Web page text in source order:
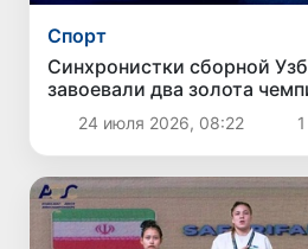
Спорт
Синхронистки сборной
завоевали два золота
24 июля 2026, 08:22